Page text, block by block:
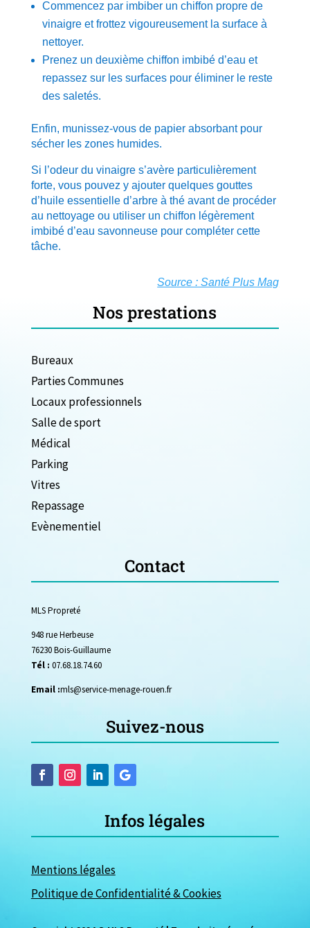
Commencez par imbiber un chiffon propre de
vinaigre et frottez vigoureusement la surface à
nettoyer.
Prenez un deuxième chiffon imbibé d’eau et
repassez sur les surfaces pour éliminer le reste
des saletés.
Enfin, munissez-vous de papier absorbant pour
sécher les zones humides.
Si l’odeur du vinaigre s’avère particulièrement
forte, vous pouvez y ajouter quelques gouttes
d’huile essentielle d’arbre à thé avant de procéder
au nettoyage ou utiliser un chiffon légèrement
imbibé d’eau savonneuse pour compléter cette
tâche.
Source : Santé Plus Mag
Nos prestations
Bureaux
Parties Communes
Locaux professionnels
Salle de sport
Médical
Parking
Vitres
Repassage
Evènementiel
Contact
MLS Propreté
948 rue Herbeuse
76230 Bois-Guillaume
Tél : 07.68.18.74.60
Email :mls@service-menage-rouen.fr
Suivez-nous
Infos légales
Mentions légales
Politique de Confidentialité & Cookies